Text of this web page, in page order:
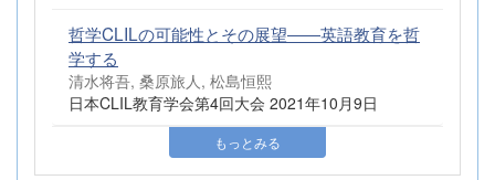
哲学CLILの可能性とその展望――英語教育を哲
学する
清水将吾, 桑原旅人, 松島恒熙
日本CLIL教育学会第4回大会 2021年10月9日
もっとみる